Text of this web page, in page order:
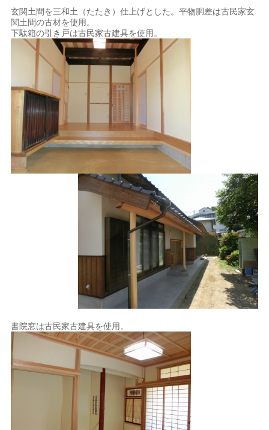
玄関土間を三和土（たたき）仕上げとした。平物胴差は古民家玄
関土間の古材を使用。
下駄箱の引き戸は古民家古建具を使用。
書院窓は古民家古建具を使用。